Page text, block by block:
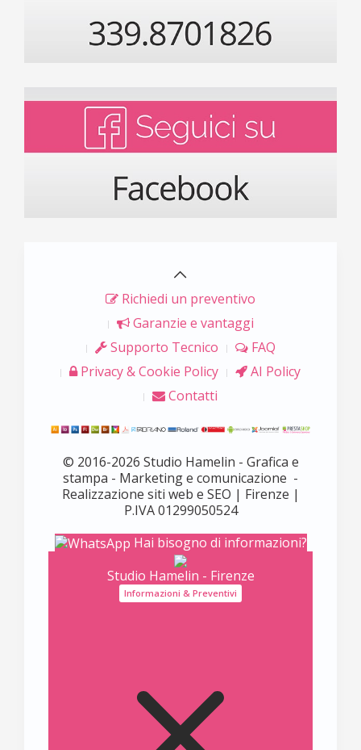
Richiedi un preventivo
Garanzie e vantaggi
Supporto Tecnico
FAQ
Privacy & Cookie Policy
AI Policy
Contatti
© 2016-2026 Studio Hamelin - Grafica e
stampa - Marketing e comunicazione -
Realizzazione siti web e SEO | Firenze |
P.IVA 01299050524
Hai bisogno di informazioni?
Studio Hamelin - Firenze
Informazioni & Preventivi